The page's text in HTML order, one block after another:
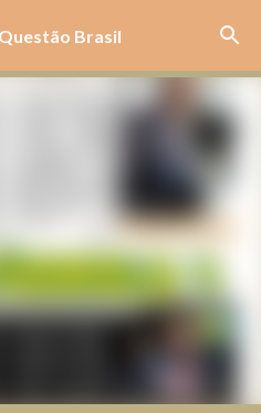
principal
Brasil